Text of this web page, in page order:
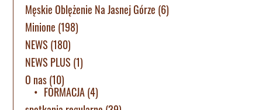
Męskie Oblężenie Na Jasnej Górze (6)
Minione (198)
NEWS (180)
NEWS PLUS (1)
O nas(10)
FORMACJA(4)